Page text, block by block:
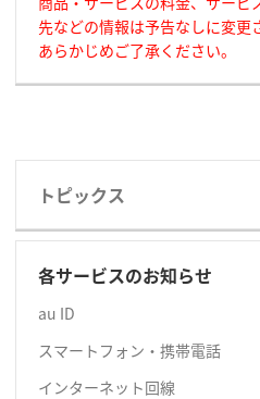
先などの情報は予告なしに変更
あらかじめご了承ください。
トピックス
各サービスのお知らせ
au ID
スマートフォン・携帯電話
インターネット回線